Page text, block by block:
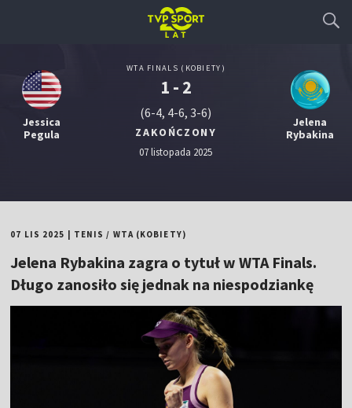
Jessica
Pegula
WTA FINALS (KOBIETY)
1 - 2
(6-4, 4-6, 3-6)
ZAKOŃCZONY
07 listopada 2025
Jelena
Rybakina
07 LIS 2025 TENIS / WTA (KOBIETY)
Jelena Rybakina zagra o tytuł w WTA Finals.
Długo zanosiło się jednak na niespodziankę